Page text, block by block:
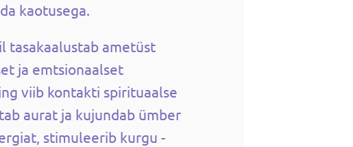
kaotusega.
tasakaalustab ametüst
ja emtsionaalset
viib kontakti spirituaalse
aurat ja kujundab ümber
stimuleerib kurgu -